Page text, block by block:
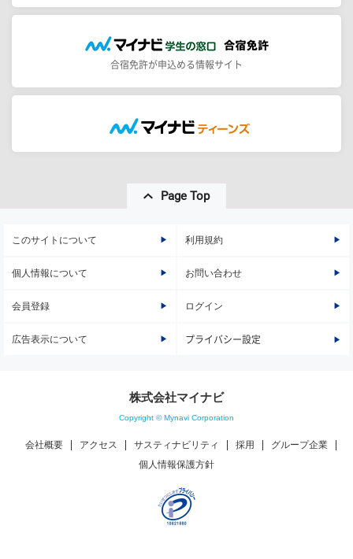
合宿免許が申込める情報サイト
Page Top
このサイトについて 利用規約
個人情報について お問い合わせ
会員登録 ログイン
広告表示について プライバシー設定
株式会社マイナビ
Copyright © Mynavi Corporation
会社概要 アクセス サスティナビリティ 採用
グループ企業
個人情報保護方針